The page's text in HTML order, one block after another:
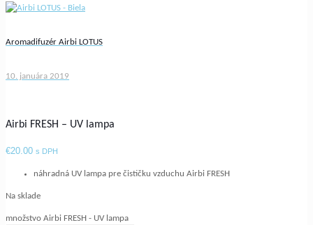
Aromadifuzér Airbi LOTUS
10. januára 2019
Airbi FRESH – UV lampa
€20.00 s DPH
náhradná UV lampa pre čističku vzduchu Airbi FRESH
Na sklade
množstvo Airbi FRESH - UV lampa